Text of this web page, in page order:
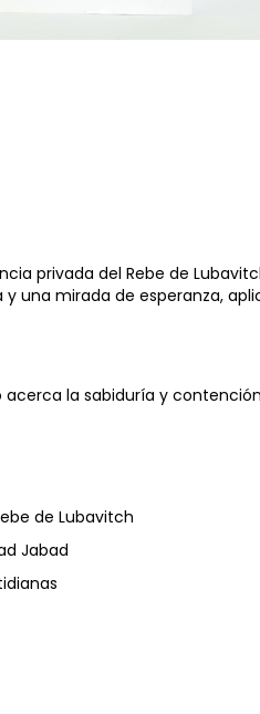
privada del Rebe de
una mirada de esperanza,
acerca la sabiduría y
de Lubavitch
Jabad